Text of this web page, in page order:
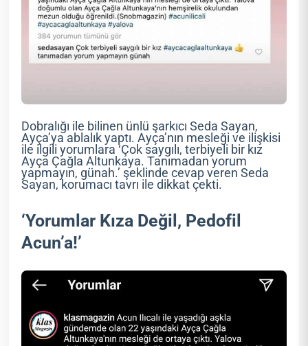
Dobralığı ile bilinen ünlü şarkıcı Seda Sayan,
Ayça’ya ablalık yaptı. Ayça’nın mesleği ve ilişkisi
ile ilgili yorumlara ‘Çok saygılı, terbiyeli bir kız
Ayça Çağla Altunkaya. Tanımadan yorum
yapmayın, günah.’ şeklinde cevap veren Seda
Sayan, korumacı tavrı ile dikkat çekti.
‘Yorumlar Kıza Değil, Pedofil
Acun’a!’